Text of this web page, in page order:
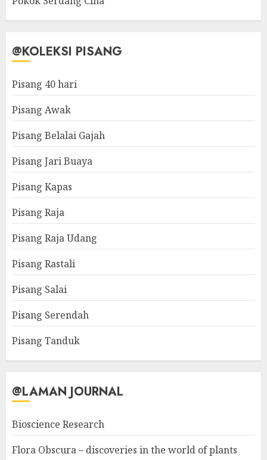
@KOLEKSI PISANG
Pisang 40 hari
Pisang Awak
Pisang Belalai Gajah
Pisang Jari Buaya
Pisang Kapas
Pisang Raja
Pisang Raja Udang
Pisang Rastali
Pisang Salai
Pisang Serendah
Pisang Tanduk
@LAMAN JOURNAL
Bioscience Research
Flora Obscura – discoveries in the world of plants